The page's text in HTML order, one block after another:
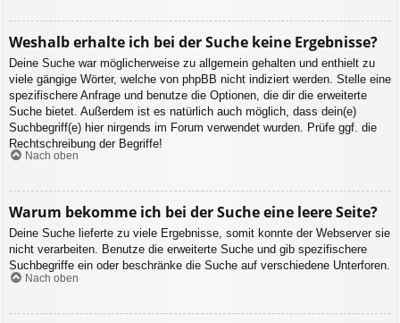
Weshalb erhalte ich bei der Suche keine Ergebnisse?
Deine Suche war möglicherweise zu allgemein gehalten und enthielt zu
viele gängige Wörter, welche von phpBB nicht indiziert werden. Stelle eine
spezifischere Anfrage und benutze die Optionen, die dir die erweiterte
Suche bietet. Außerdem ist es natürlich auch möglich, dass dein(e)
Suchbegriff(e) hier nirgends im Forum verwendet wurden. Prüfe ggf. die
Rechtschreibung der Begriffe!
Nach oben
Warum bekomme ich bei der Suche eine leere Seite?
Deine Suche lieferte zu viele Ergebnisse, somit konnte der Webserver sie
nicht verarbeiten. Benutze die erweiterte Suche und gib spezifischere
Suchbegriffe ein oder beschränke die Suche auf verschiedene Unterforen.
Nach oben